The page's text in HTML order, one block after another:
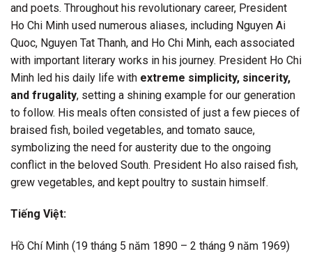
and poets. Throughout his revolutionary career, President
Ho Chi Minh used numerous aliases, including Nguyen Ai
Quoc, Nguyen Tat Thanh, and Ho Chi Minh, each associated
with important literary works in his journey. President Ho Chi
Minh led his daily life with extreme simplicity, sincerity,
and frugality, setting a shining example for our generation
to follow. His meals often consisted of just a few pieces of
braised fish, boiled vegetables, and tomato sauce,
symbolizing the need for austerity due to the ongoing
conflict in the beloved South. President Ho also raised fish,
grew vegetables, and kept poultry to sustain himself.
Tiếng Việt:
Hồ Chí Minh (19 tháng 5 năm 1890 – 2 tháng 9 năm 1969)